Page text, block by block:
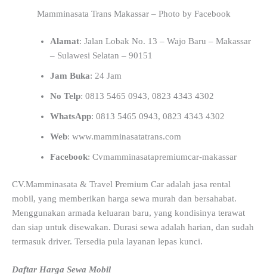
Mamminasata Trans Makassar – Photo by Facebook
Alamat: Jalan Lobak No. 13 – Wajo Baru – Makassar
– Sulawesi Selatan – 90151
Jam Buka: 24 Jam
No Telp: 0813 5465 0943, 0823 4343 4302
WhatsApp: 0813 5465 0943, 0823 4343 4302
Web: www.mamminasatatrans.com
Facebook: Cvmamminasatapremiumcar-makassar
CV.Mamminasata & Travel Premium Car adalah jasa rental
mobil, yang memberikan harga sewa murah dan bersahabat.
Menggunakan armada keluaran baru, yang kondisinya terawat
dan siap untuk disewakan. Durasi sewa adalah harian, dan sudah
termasuk driver. Tersedia pula layanan lepas kunci.
Daftar Harga Sewa Mobil